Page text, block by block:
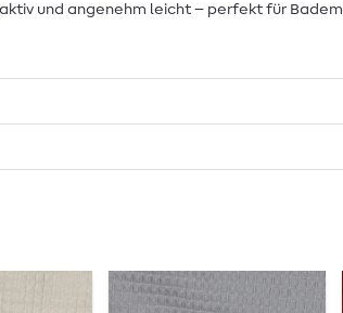
und angenehm leicht – perfekt für